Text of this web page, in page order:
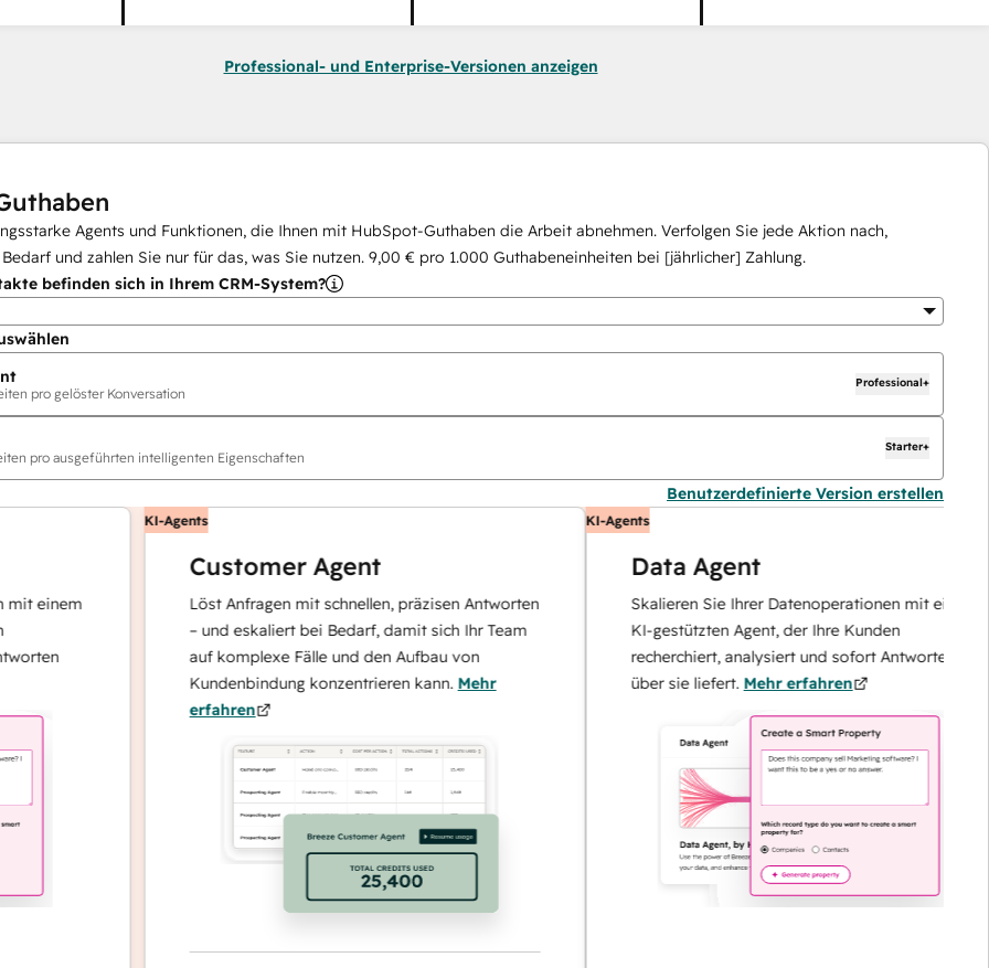
Professional- und Enterprise-Versionen anzeigen
Agents und Funktionen, die Ihnen mit HubSpot-Guthaben die Arbeit abnehmen. Verfolgen Sie jede Aktion nach,
und zahlen Sie nur für das, was Sie nutzen. 9,00 € pro 1.000 Guthabeneinheiten bei [jährlicher] Zahlung.
befinden sich in Ihrem CRM-System?
pro gelöster Konversation
Professional+
pro ausgeführten intelligenten Eigenschaften
Starter+
Benutzerdefinierte Version erstellen
KI-Agents
Customer Agent
Löst Anfragen mit schnellen, präzisen Antworten
– und eskaliert bei Bedarf, damit sich Ihr Team
auf komplexe Fälle und den Aufbau von
Kundenbindung konzentrieren kann.Mehr
erfahren
KI-Agents
Data Agent
Skalieren Sie Ihrer Datenoperationen mit einem
KI-gestützten Agent, der Ihre Kunden
recherchiert, analysiert und sofort Antworten
über sie liefert.Mehr erfahren